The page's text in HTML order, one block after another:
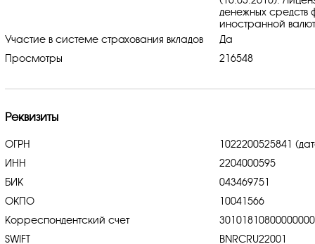
денежных средств
иностранной
Участие в системе страхования вкладов
Да
Просмотры
216548
Реквизиты
ОГРН
1022200525841
ИНН
2204000595
БИК
043469751
ОКПО
10041566
Корреспондентский счет
SWIFT
BNRCRU22001